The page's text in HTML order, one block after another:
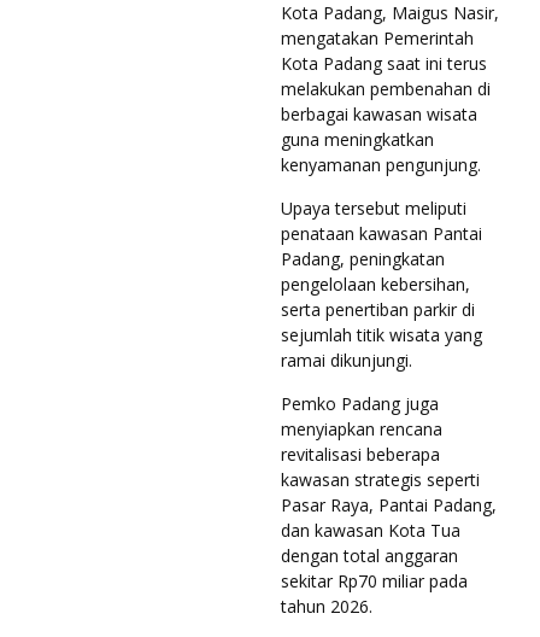
Kota Padang, Maigus Nasir,
mengatakan Pemerintah
Kota Padang saat ini terus
melakukan pembenahan di
berbagai kawasan wisata
guna meningkatkan
kenyamanan pengunjung.
Upaya tersebut meliputi
penataan kawasan Pantai
Padang, peningkatan
pengelolaan kebersihan,
serta penertiban parkir di
sejumlah titik wisata yang
ramai dikunjungi.
Pemko Padang juga
menyiapkan rencana
revitalisasi beberapa
kawasan strategis seperti
Pasar Raya, Pantai Padang,
dan kawasan Kota Tua
dengan total anggaran
sekitar Rp70 miliar pada
tahun 2026.